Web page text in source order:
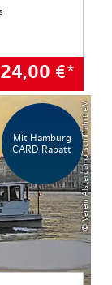
24,00 €*
Mit Hamburg
CARD Rabatt
© Verein Alsterdampfschiffahrt e.V.